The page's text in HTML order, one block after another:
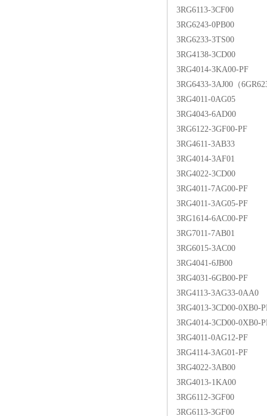
3RG6113-3CF00
3RG6243-0PB00
3RG6233-3TS00
3RG4138-3CD00
3RG4014-3KA00-PF
3RG6433-3AJ00（
3RG4011-0AG05
3RG4043-6AD00
3RG6122-3GF00-PF
3RG4611-3AB33
3RG4014-3AF01
3RG4022-3CD00
3RG4011-7AG00-PF
3RG4011-3AG05-PF
3RG1614-6AC00-PF
3RG7011-7AB01
3RG6015-3AC00
3RG4041-6JB00
3RG4031-6GB00-PF
3RG4113-3AG33-0AA0
3RG4013-3CD00-0XB0-
3RG4014-3CD00-0XB0-
3RG4011-0AG12-PF
3RG4114-3AG01-PF
3RG4022-3AB00
3RG4013-1KA00
3RG6112-3GF00
3RG6113-3GF00